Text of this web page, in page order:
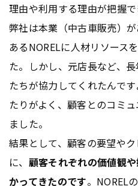
理由や利用する理由が把握で
弊社は本業（中古車販売）
あるNORELに人材リソース
た。しかし、元店長など、
たちが協力してくれたんで
たりがよく、顧客とのコミ
ました。
結果として、顧客の要望や
に、 顧客それぞれの価値観
かってきたのです。NOREL